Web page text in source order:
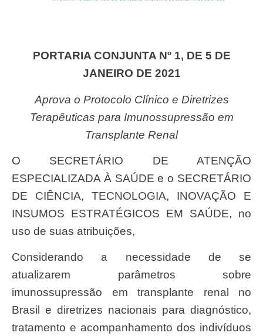
PORTARIA CONJUNTA Nº 1, DE 5 DE
JANEIRO DE 2021
Aprova o Protocolo Clínico e Diretrizes
Terapêuticas para Imunossupressão em
Transplante Renal
O SECRETÁRIO DE ATENÇÃO
ESPECIALIZADA À SAÚDE e o SECRETÁRIO
DE CIÊNCIA, TECNOLOGIA, INOVAÇÃO E
INSUMOS ESTRATÉGICOS EM SAÚDE, no
uso de suas atribuições,
Considerando a necessidade de se
atualizarem parâmetros sobre
imunossupressão em transplante renal no
Brasil e diretrizes nacionais para diagnóstico,
tratamento e acompanhamento dos indivíduos